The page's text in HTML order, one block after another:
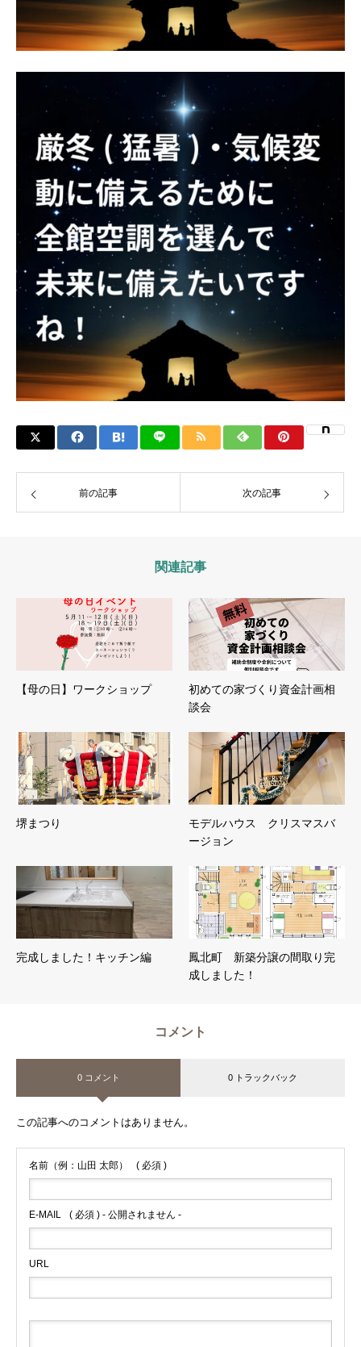
前の記事 次の記事
関連記事
【母の日】ワークショップ
初めての家づくり資金計画相
談会
堺まつり
モデルハウス クリスマスバ
ージョン
完成しました！キッチン編
鳳北町 新築分譲の間取り完
成しました！
コメント
0 コメント 0 トラックバック
この記事へのコメントはありません。
名前（例：山田 太郎） ( 必須 )
E-MAIL ( 必須 ) - 公開されません -
URL